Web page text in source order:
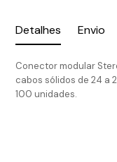
Detalhes Envio
Conector modular
cabos sólidos de 24 a
100 unidades.